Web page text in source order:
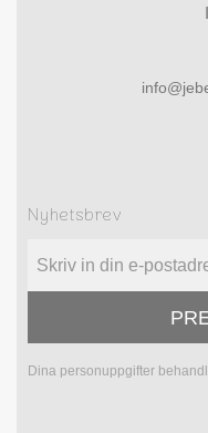
Nyhetsbrev
Dina personuppgifter